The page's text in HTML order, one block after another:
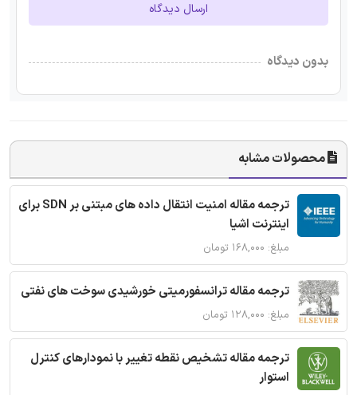
ارسال دیدگاه
بدون دیدگاه
محصولات مشابه
ترجمه مقاله امنیت انتقال داده های مبتنی بر SDN برای
اینترنت اشیا
مبلغ: ۱۶۸,۰۰۰ تومان
ترجمه مقاله ترانسفورمیتی خورشیدی سوخت های نفتی
مبلغ: ۱۲۸,۰۰۰ تومان
ترجمه مقاله تشخیص نقطه تغییر با نمودارهای کنترل
استوار